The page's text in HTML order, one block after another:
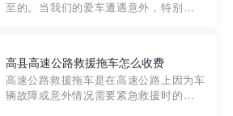
至的。当我们的爱车遭遇意外，特别是在
细解析一下市区事故救援拖车的收费标
准，以及在选用拖车服务时应注...
高县高速公路救援拖车怎么收费
高速公路救援拖车是在高速公路上因为车
辆故障或意外情况需要紧急救援时的必备